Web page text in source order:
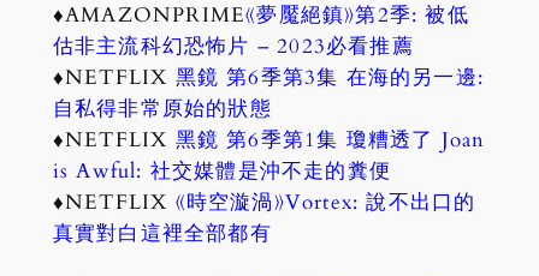
♦AMAZONPRIME《夢魘絕鎮》第2季: 被低
估非主流科幻恐怖片 – 2023必看推薦
♦NETFLIX 黑鏡 第6季第3集 在海的另一邊:
自私得非常原始的狀態
♦NETFLIX 黑鏡 第6季第1集 瓊糟透了 Joan
is Awful: 社交媒體是沖不走的糞便
♦NETFLIX 《時空漩渦》Vortex: 說不出口的
真實對白這裡全部都有